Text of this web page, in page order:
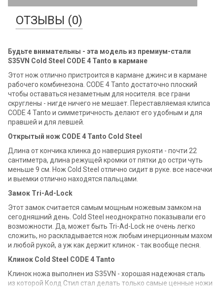
ОТЗЫВЫ (0)
Будьте внимательны - эта модель из премиум-стали
S35VN Cold Steel CODE 4 Tanto в кармане
Этот нож отлично пристроится в кармане джинс и в кармане
рабочего комбинезона. CODE 4 Tanto достаточно плоский
чтобы оставаться незаметным для носителя. все грани
скруглены - нигде ничего не мешает. Переставляемая клипса
CODE 4 Tanto и симметричность делают его удобным и для
правшей и для левшей.
Открытый нож CODE 4 Tanto Cold Steel
Длина от кончика клинка до навершия рукояти - почти 22
сантиметра, длина режущей кромки от пятки до остри чуть
меньше 9 см. Нож Cold Steel отлично сидит в руке. все насечки
и выемки отлично находятся пальцами.
Замок Tri-Ad-Lock
Этот замок считается самым мощным ножевым замком на
сегодняшний день. Cold Steel неоднократно показывали его
возможности. Да, может быть Tri-Ad-Lock не очень легко
сложить, но раскладывается нож любым инерционным махом
и любой рукой, а уж как держит клинок - так вообще песня.
Клинок Cold Steel CODE 4 Tanto
Клинок ножа выполнен из S35VN - хорошая надежная сталь
из которой Колд Стил стал делать только самые ценные ножи